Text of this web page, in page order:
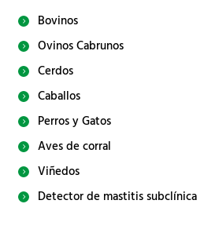
Bovinos
Ovinos Cabrunos
Cerdos
Caballos
Perros y Gatos
Aves de corral
Viñedos
Detector de mastitis subclínica